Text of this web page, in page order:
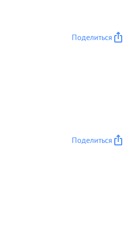
Поделиться
Поделиться